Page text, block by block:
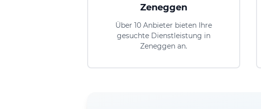
Zeneggen
Über 10 Anbieter bieten Ihre
gesuchte Dienstleistung in
Zeneggen an.